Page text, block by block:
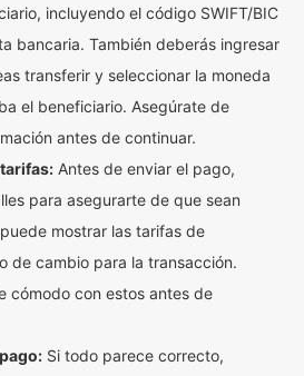
incluyendo el código SWIFT/BIC
bancaria. También deberás ingresar
transferir y seleccionar la moneda
el beneficiario. Asegúrate de
antes de continuar.
Antes de enviar el pago,
para asegurarte de que sean
mostrar las tarifas de
de cambio para la transacción.
cómodo con estos antes de
Si todo parece correcto,